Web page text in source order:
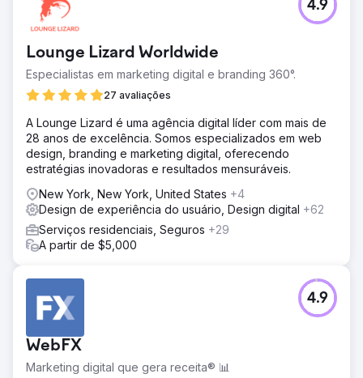
Lounge Lizard Worldwide
Especialistas em marketing digital e branding 360°.
27 avaliações
4.9
A Lounge Lizard é uma agência digital líder com mais de
28 anos de excelência. Somos especializados em web
design, branding e marketing digital, oferecendo
estratégias inovadoras e resultados mensuráveis.
New York, New York, United States +4
Design de experiência do usuário, Design digital +62
Serviços residenciais, Seguros +29
A partir de $5,000
WebFX
Marketing digital que gera receita® 📊
4.9